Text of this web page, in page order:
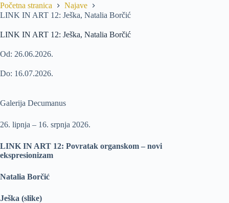
Početna stranica
Najave
LINK IN ART 12: Ješka, Natalia Borčić
LINK IN ART 12: Ješka, Natalia Borčić
Od: 26.06.2026.
Do: 16.07.2026.
Galerija Decumanus
26. lipnja – 16. srpnja 2026.
LINK IN ART 12: Povratak organskom – novi
ekspresionizam
Natalia Borčić
Ješka (slike)